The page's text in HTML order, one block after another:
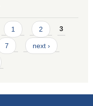
1 2 3
7 next ›